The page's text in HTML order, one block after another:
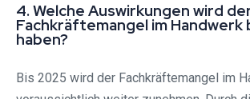
4. Welche Auswirkungen wird
Fachkräftemangel im Handwerk
haben?
Bis 2025 wird der Fachkräftemangel im